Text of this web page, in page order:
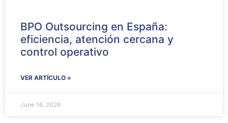
BPO Outsourcing en España:
eficiencia, atención cercana y
control operativo
VER ARTÍCULO »
June 16, 2026